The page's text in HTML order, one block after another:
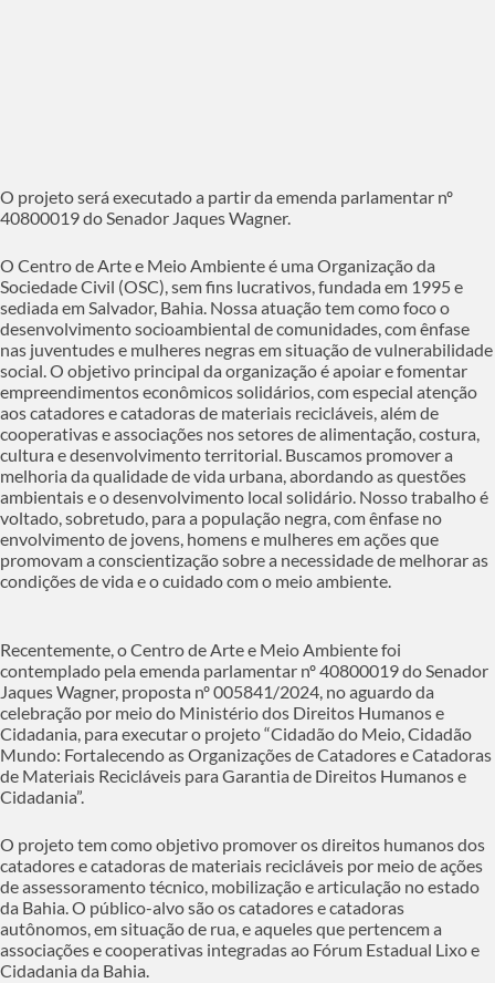
O projeto será executado a partir da emenda parlamentar nº
40800019 do Senador Jaques Wagner.
O Centro de Arte e Meio Ambiente é uma Organização da
Sociedade Civil (OSC), sem fins lucrativos, fundada em 1995 e
sediada em Salvador, Bahia. Nossa atuação tem como foco o
desenvolvimento socioambiental de comunidades, com ênfase
nas juventudes e mulheres negras em situação de vulnerabilidade
social. O objetivo principal da organização é apoiar e fomentar
empreendimentos econômicos solidários, com especial atenção
aos catadores e catadoras de materiais recicláveis, além de
cooperativas e associações nos setores de alimentação, costura,
cultura e desenvolvimento territorial. Buscamos promover a
melhoria da qualidade de vida urbana, abordando as questões
ambientais e o desenvolvimento local solidário. Nosso trabalho é
voltado, sobretudo, para a população negra, com ênfase no
envolvimento de jovens, homens e mulheres em ações que
promovam a conscientização sobre a necessidade de melhorar as
condições de vida e o cuidado com o meio ambiente.
Recentemente, o Centro de Arte e Meio Ambiente foi
contemplado pela emenda parlamentar nº 40800019 do Senador
Jaques Wagner, proposta nº 005841/2024, no aguardo da
celebração por meio do Ministério dos Direitos Humanos e
Cidadania, para executar o projeto “Cidadão do Meio, Cidadão
Mundo: Fortalecendo as Organizações de Catadores e Catadoras
de Materiais Recicláveis para Garantia de Direitos Humanos e
Cidadania”.
O projeto tem como objetivo promover os direitos humanos dos
catadores e catadoras de materiais recicláveis por meio de ações
de assessoramento técnico, mobilização e articulação no estado
da Bahia. O público-alvo são os catadores e catadoras
autônomos, em situação de rua, e aqueles que pertencem a
associações e cooperativas integradas ao Fórum Estadual Lixo e
Cidadania da Bahia.